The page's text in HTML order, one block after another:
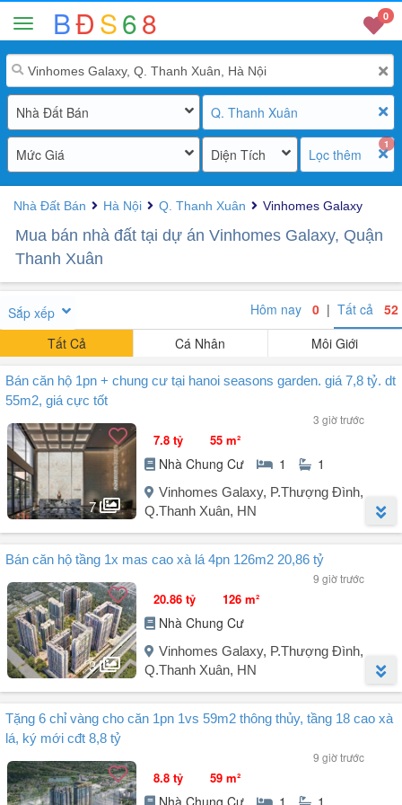
BĐS68 0
Nhà Đất Bán Q. Thanh Xuân
Mức Giá Diện Tích
1
Lọc thêm
Nhà Đất Bán Hà Nội Q. Thanh Xuân Vinhomes Galaxy
Mua bán nhà đất tại dự án Vinhomes Galaxy, Quận
Thanh Xuân
Sắp xếp Hôm nay 0 | Tất cả 52
Tất Cả
Cá Nhân Môi Giới
Bán căn hộ 1pn + chung cư tại hanoi seasons garden. giá 7,8 tỷ. dt
55m2, giá cực tốt
3 giờ trước
7
7.8 tỷ 55 m²
Nhà Chung Cư 1 1
Vinhomes Galaxy, P.Thượng Đình,
Q.Thanh Xuân, HN
Người đăng: Duy Tùng
(4 tin đăng)
Căn hộ chung cư tại Hanoi Seasons Garden, đường Nguyễn Trãi,
phường Khương Đình, Hà Nội (địa chỉ cũ: Quận Thanh Xuân, Hà
Nội) là một lựa chọn lý tưởng cho những ai tìm kiếm không gian
sống hiện đại và tiện nghi. Căn hộ có diện tích 55m² với thiết kế
thông minh, bao gồm:
+ Hướng cửa chính: Đông Nam, hướng ban công: Tây Bắc.
+ Nội thất: ...
Bán căn hộ tầng 1x mas cao xà lá 4pn 126m2 20,86 tỷ
9 giờ trước
3
20.86 tỷ 126 m²
Nhà Chung Cư
Vinhomes Galaxy, P.Thượng Đình,
Q.Thanh Xuân, HN
Người đăng: Thanh Quỳnh (12 tin đăng)
- Diện tích: 126m2
- Giá bán: 20,86 tỷ
- Khoảng tầng 1x toà L2
Tặng 6 chỉ vàng cho căn 1pn 1vs 59m2 thông thủy, tầng 18 cao xà
lá, ký mới cđt 8,8 tỷ
9 giờ trước
8.8 tỷ 59 m²
Nhà Chung Cư 1 1